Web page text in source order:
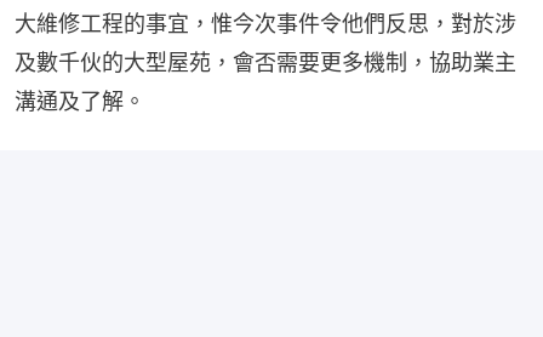
⼤維修⼯程的事宜，惟今次事件令他們反思，對於涉
及數千伙的⼤型屋苑，會否需要更多機制，協助業主
溝通及了解。